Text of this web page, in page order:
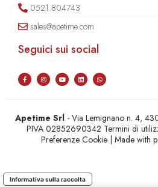
0521.804743
sales@apetime.com
Seguici sui social
Apetime Srl - Via Lemignano n. 4,
PIVA 02852690342 Termini di
Preferenze Cookie | Made with
Informativa sulla raccolta